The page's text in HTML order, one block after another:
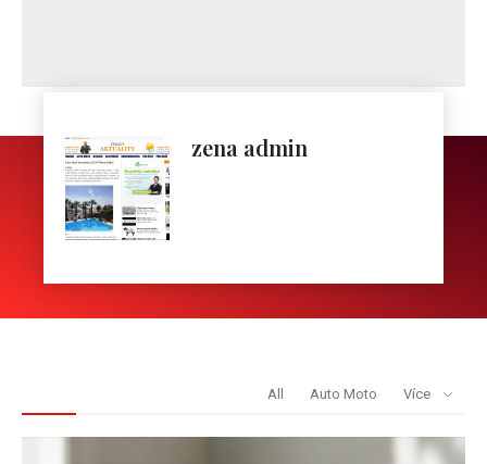
zena admin
All Auto Moto Více